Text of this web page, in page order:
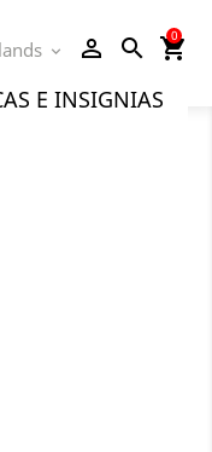
shopping_cart
0
search
person_outline
expand_more
E INSIGNIAS